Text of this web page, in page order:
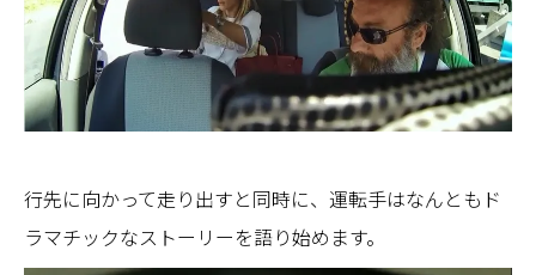
行先に向かって走り出すと同時に、運転手はなんともド
ラマチックなストーリーを語り始めます。